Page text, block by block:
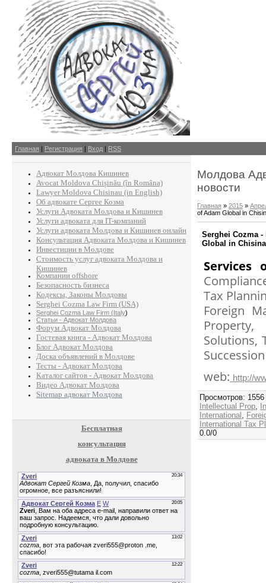
Главная | Регистрация | Вход | RSS
Адвокат Молдова Кишинев
Avocat Moldova Chișinău (în Româna)
Lawyer Moldova Chisinau (in English)
Об адвокате Сергее Козма
Услуги Адвоката Молдова и Кишинев
Услуги адвоката для IT-компаний
Услуги адвоката Молдова и Кишинев онлайн
Консультация Адвоката Молдова и Кишинев
Инвестиции в Молдове
Стоимость услуг адвоката Молдова и
Кишинев
Компании offshore
Безопасность бизнеса
Кодексы, Законы Молдовы
Serghei Cozma Law Firm (USA)
Serghei Cozma Law Firm (Italy)
Статьи - Адвокат Молдова
Форум Адвокат Молдова
Гостевая книга - Адвокат Молдова
Блог Адвокат Молдова
Доска объявлений в Молдове
Тесты - Адвокат Молдова
Каталог сайтов - Адвокат Молдова
Видео Адвокат Молдова
Sitemap адвокат Молдова
Бесплатная
консультация
адвоката в Молдове
Молдова
новости
Главная » 2015 »
of Adam Global in
Serghei Cozma
Global in
Services
Tax
Foreign
Solutions,
web: http://
Просмотров: 1556
Intellectual Prop,
International ,
International Tax
0.0/0